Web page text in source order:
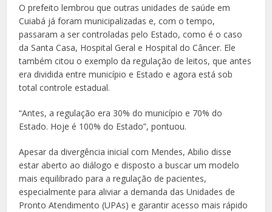
O prefeito lembrou que outras unidades de saúde em
Cuiabá já foram municipalizadas e, com o tempo,
passaram a ser controladas pelo Estado, como é o caso
da Santa Casa, Hospital Geral e Hospital do Câncer. Ele
também citou o exemplo da regulação de leitos, que antes
era dividida entre município e Estado e agora está sob
total controle estadual.
“Antes, a regulação era 30% do município e 70% do
Estado. Hoje é 100% do Estado”, pontuou.
Apesar da divergência inicial com Mendes, Abilio disse
estar aberto ao diálogo e disposto a buscar um modelo
mais equilibrado para a regulação de pacientes,
especialmente para aliviar a demanda das Unidades de
Pronto Atendimento (UPAs) e garantir acesso mais rápido